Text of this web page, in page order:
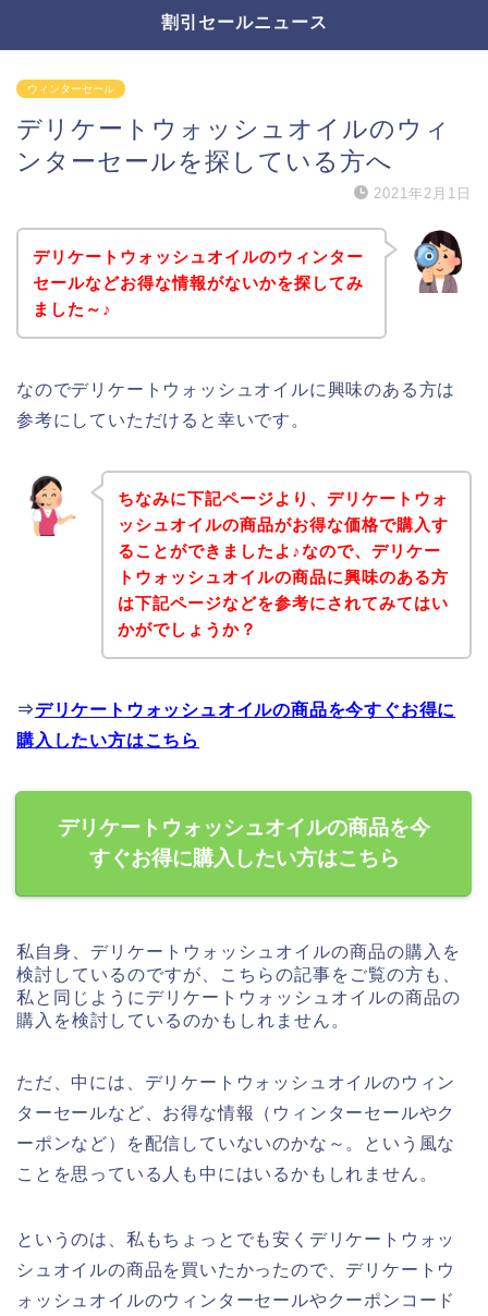
割引セールニュース
ウィンターセール
デリケートウォッシュオイルのウィ
ンターセールを探している方へ
2021年2月1日
デリケートウォッシュオイルのウィンター
セールなどお得な情報がないかを探してみ
ました～♪
なのでデリケートウォッシュオイルに興味のある方は
参考にしていただけると幸いです。
ちなみに下記ページより、デリケートウォ
ッシュオイルの商品がお得な価格で購入す
ることができましたよ♪なので、デリケー
トウォッシュオイルの商品に興味のある方
は下記ページなどを参考にされてみてはい
かがでしょうか？
⇒デリケートウォッシュオイルの商品を今すぐお得に
購入したい方はこちら
デリケートウォッシュオイルの商品を今
すぐお得に購入したい方はこちら
私自身、デリケートウォッシュオイルの商品の購入を
検討しているのですが、こちらの記事をご覧の方も、
私と同じようにデリケートウォッシュオイルの商品の
購入を検討しているのかもしれません。
ただ、中には、デリケートウォッシュオイルのウィン
ターセールなど、お得な情報（ウィンターセールやク
ーポンなど）を配信していないのかな～。という風な
ことを思っている人も中にはいるかもしれません。
というのは、私もちょっとでも安くデリケートウォッ
シュオイルの商品を買いたかったので、デリケートウ
ォッシュオイルのウィンターセールやクーポンコード